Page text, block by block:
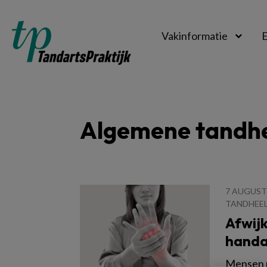
Vakinformatie
Algemene
7
Mensen